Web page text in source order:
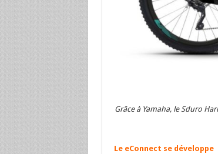
Grâce à Yamaha, le Sduro
Le eConnect se développe